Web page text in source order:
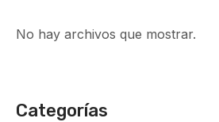
No hay archivos que mostrar.
Categorías